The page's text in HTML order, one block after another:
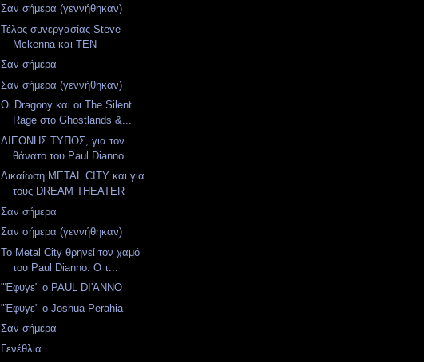
Σαν σήμερα (γεννήθηκαν)
Τέλος συνεργασίας Steve
Mckenna και TEN
Σαν σήμερα
Σαν σήμερα (γεννήθηκαν)
Οι Dragony και οι The Silent
Rage στο Ghostlands &...
ΔΙΕΘΝΗΣ ΤΥΠΟΣ, για τον
θάνατο του Paul Dianno
Δικαίωση METAL CITY και για
τους DREAM THEATER
Σαν σήμερα
Σαν σήμερα (γεννήθηκαν)
To Metal City θρηνεί τον χαμό
του Paul Dianno: Ο τ...
"Έφυγε" ο PAUL DI'ANNO
"Έφυγε" ο Joshua Perahia
Σαν σήμερα
Γενέθλια